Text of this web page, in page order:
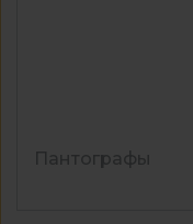
Пантографы